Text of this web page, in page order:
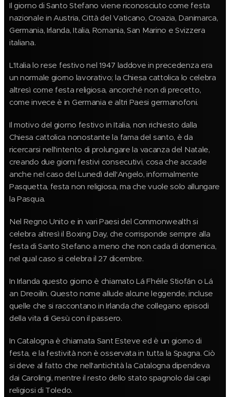
Il giorno di Santo Stefano viene riconosciuto come festa
nazionale in Austria, Città del Vaticano, Croazia, Danimarca,
Germania, Irlanda, Italia, Romania, San Marino e Svizzera
italiana.
L'Italia lo rese festivo nel 1947 laddove in precedenza era
un normale giorno lavorativo; la Chiesa cattolica lo celebra
altresì come festa religiosa, ancorché non di precetto,
come invece è in Germania e altri Paesi germanofoni.
Il motivo del giorno festivo in Italia, non richiesto dalla
Chiesa cattolica nonostante la fama del santo, è da
ricercarsi nell'intento di prolungare la vacanza del Natale,
creando due giorni festivi consecutivi, cosa che accade
anche nel caso del Lunedì dell'Angelo, informalmente
Pasquetta, festa non religiosa, ma che vuole solo allungare
la Pasqua.
Nel Regno Unito e in vari Paesi del Commonwealth si
celebra altresì il Boxing Day, che corrisponde sempre alla
festa di Santo Stefano a meno che non cada di domenica,
nel qual caso si celebra il 27 dicembre.
In Irlanda questo giorno è chiamato Lá Fhéile Stiofán o Lá
an Dreoilín. Questo nome allude alcune leggende, incluse
quelle che si raccontano in Irlanda che collegano episodi
della vita di Gesù con il passero.
In Catalogna è chiamata Sant Esteve ed è un giorno di
festa, e la festività non è osservata in tutta la Spagna. Ciò
si deve al fatto che nell'antichità la Catalogna dipendeva
dai Carolingi, mentre il resto dello stato spagnolo dai capi
religiosi di Toledo.